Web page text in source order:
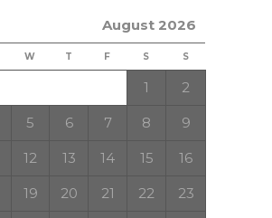
August 2026
W T F S S
1 2
5 6 7 8 9
12 13 14 15 16
19 20 21 22 23